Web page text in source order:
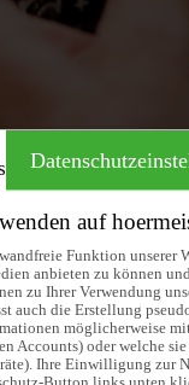
auf
Funktion unserer
anbieten zu können
zu Ihrer Verwendung
auch die Erstellung
möglicherweise
Accounts) oder welche
Ihre Einwilligung zur
Button links unten